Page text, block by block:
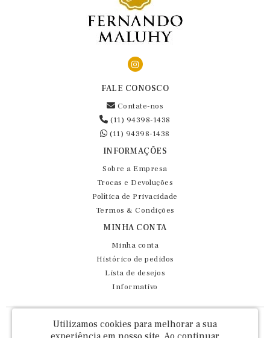
FALE CONOSCO
Contate-nos
(11) 94398-1438
(11) 94398-1438
INFORMAÇÕES
Sobre a Empresa
Trocas e Devoluções
Política de Privacidade
Termos & Condições
MINHA CONTA
Minha conta
Histórico de pedidos
Lista de desejos
Informativo
Fernando Maluhy Cia Ltda - CNPJ: 60.458.825/0001-86
Rua Dr Euclydes da Cunha, 47 - Brás - São Paulo / SP - CEP 03016-030
Utilizamos cookies para melhorar a sua